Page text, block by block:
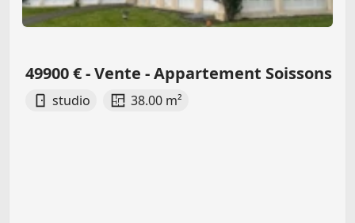
49900 € - Vente - Appartement Soissons
studio 38.00 m²